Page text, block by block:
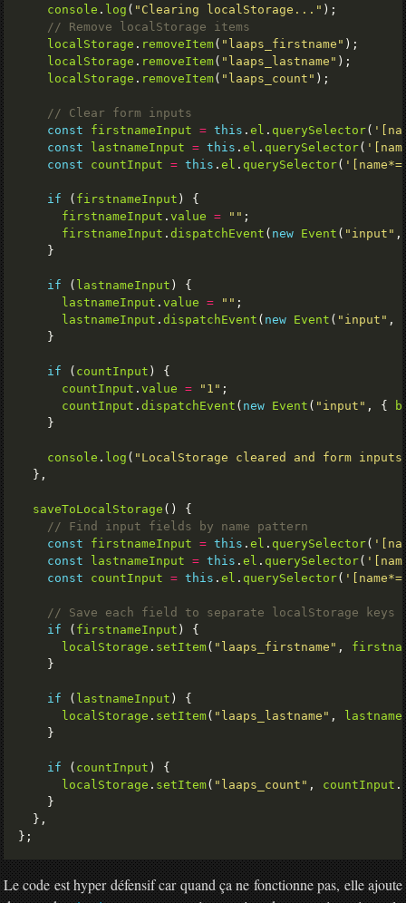
console . log ( "Clearing localStorage..."
localStorage . removeItem( "laaps_firstname"
localStorage . removeItem( "laaps_lastname"
localStorage . removeItem( "laaps_count"
const
firstnameInput = this . el . querySelector(
const
lastnameInput = this . el . querySelector(
const
countInput = this . el . querySelector(
if ( firstnameInput
firstnameInput . value = ""
firstnameInput . dispatchEvent ( new Event ( "input"
if ( lastnameInput
lastnameInput . value = ""
lastnameInput . dispatchEvent ( new Event ( "input" ,
if ( countInput
countInput . value = "1"
countInput . dispatchEvent ( new Event ( "input" , {
console . log ( "LocalStorage cleared and form
saveToLocalStorage
const
firstnameInput = this . el . querySelector(
const
lastnameInput = this . el . querySelector(
const
countInput = this . el . querySelector(
if ( firstnameInput
localStorage . setItem( "laaps_firstname" ,
if ( lastnameInput
localStorage . setItem( "laaps_lastname" ,
if ( countInput
localStorage . setItem( "laaps_count" , countInput .
Le code est hyper défensif car quand ça ne fonctionne pas, elle ajoute